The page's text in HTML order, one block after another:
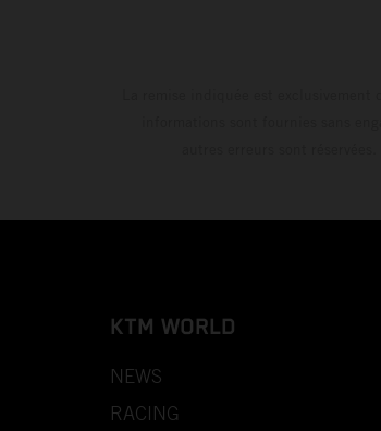
KTM WORLD
NEWS
RACING